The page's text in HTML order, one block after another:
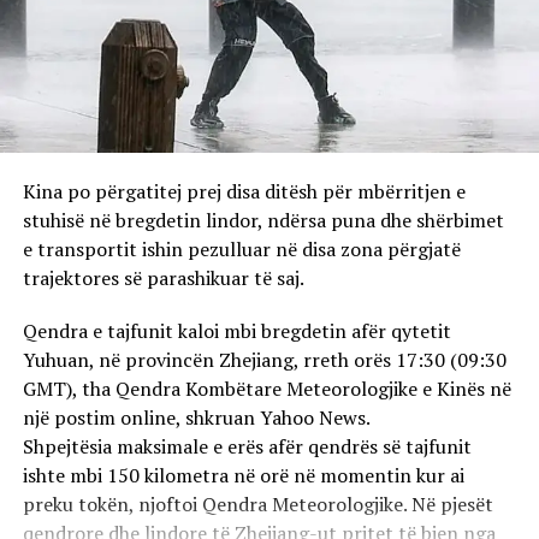
mbeturinave nëse rëndomë kemi hequr 60 ton
mbeturina në ditë, tani heqim 70-80 ton mbeturina në
ditë”, tha Sasho Tomiq – u.d drejtor i N.P “Pastrimi dhe
Gjelbërimi” – Kumanovë.
Përndryshe, nga drejtoria ankohen se po punojnë me
kamionë të vjetruar dhe në numër të paktë, ku ka
mungesa edhe në punëtorë. Madje, ushtruesi detyrës që
udhëheqë ndërmarrjen tha se e ka gjetur të mbytur në
borxhe, ku vetëm ndaj DAP kanë paguar 20 milionë
denarë për 8 muaj. Borxhe kanë edhe ndaj kompanive që
blejnë pjesë rezervë të kamionëve dhe ndaj pagave të
punëtore, disa prej të cilëve kanë nisur procese
gjyqësore. Ndërsa, veç rreth 80% e faturave paguhen
rregullisht nga ana e qytetarëve, të cilëve u bëhet thirrje
të shlyejnë borxhet me kohë, duke iu mundësuar pagesat
me këste, për ti evituar shpenzimet e noterëve dhe
përmbaruesve.
Kina po përgatitej prej disa ditësh për mbërritjen e
stuhisë në bregdetin lindor, ndërsa puna dhe shërbimet
e transportit ishin pezulluar në disa zona përgjatë
trajektores së parashikuar të saj.
Qendra e tajfunit kaloi mbi bregdetin afër qytetit
Yuhuan, në provincën Zhejiang, rreth orës 17:30 (09:30
GMT), tha Qendra Kombëtare Meteorologjike e Kinës në
një postim online, shkruan Yahoo News.
Shpejtësia maksimale e erës afër qendrës së tajfunit
ishte mbi 150 kilometra në orë në momentin kur ai
preku tokën, njoftoi Qendra Meteorologjike. Në pjesët
qendrore dhe lindore të Zhejiang-ut pritet të bien nga